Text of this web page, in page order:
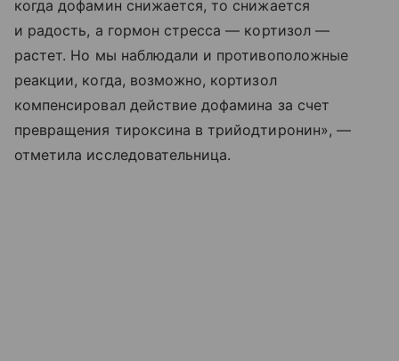
когда дофамин снижается, то снижается
и радость, а гормон стресса — кортизол —
растет. Но мы наблюдали и противоположные
реакции, когда, возможно, кортизол
компенсировал действие дофамина за счет
превращения тироксина в трийодтиронин», —
отметила исследовательница.